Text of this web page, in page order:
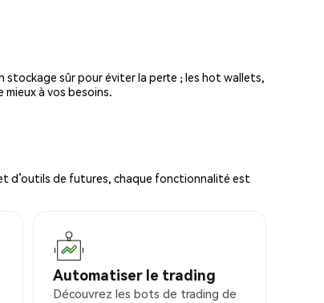
stockage sûr pour éviter la perte ; les hot wallets,
à vos besoins.
d’outils de futures, chaque fonctionnalité est
Automatiser le trading
Découvrez les bots de trading de